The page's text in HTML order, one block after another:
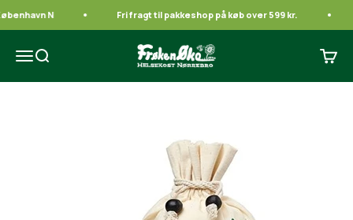
N Fri fragt til pakkeshop på køb over 599 kr.
Åbn navigationsmenu
Åbn søgefunktion Frøken Øko Åbn